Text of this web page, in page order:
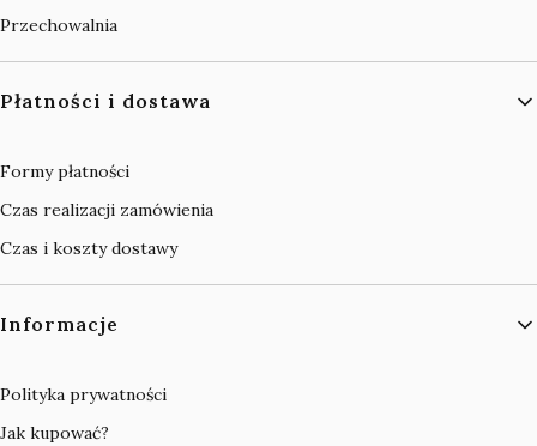
Przechowalnia
Płatności i dostawa
Formy płatności
Czas realizacji zamówienia
Czas i koszty dostawy
Informacje
Polityka prywatności
Jak kupować?